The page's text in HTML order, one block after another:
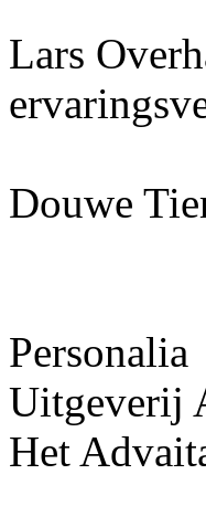
Lars
Douwe
Personalia
Uitgeverij
Het